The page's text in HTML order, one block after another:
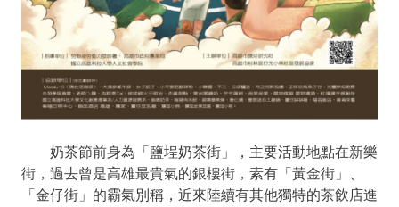
奶茶節前身為「鹽埕奶茶街」，主要活動地點在新樂
街，過去曾是高雄最貴氣的銀樓街，素有「黃金街」、
「金仔街」的霸氣別稱，近來陸續有其他獨特的茶飲店進